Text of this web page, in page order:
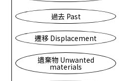
過去 Past
遷移 Displacement
遺棄物 Unwanted
materials